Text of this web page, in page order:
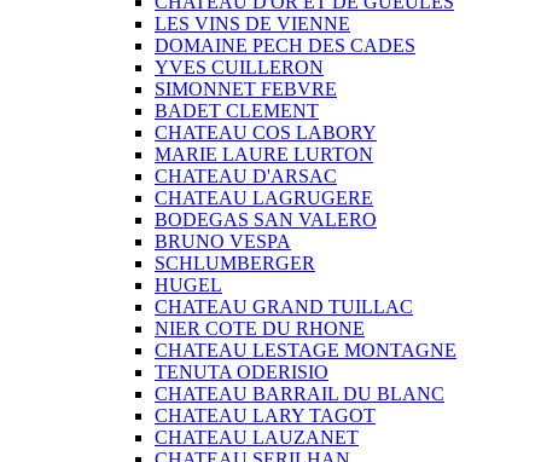
LES VINS DE VIENNE
DOMAINE PECH DES CADES
YVES CUILLERON
SIMONNET FEBVRE
BADET CLEMENT
CHATEAU COS LABORY
MARIE LAURE LURTON
CHATEAU D'ARSAC
CHATEAU LAGRUGERE
BODEGAS SAN VALERO
BRUNO VESPA
SCHLUMBERGER
HUGEL
CHATEAU GRAND TUILLAC
NIER COTE DU RHONE
CHATEAU LESTAGE MONTAGNE
TENUTA ODERISIO
CHATEAU BARRAIL DU BLANC
CHATEAU LARY TAGOT
CHATEAU LAUZANET